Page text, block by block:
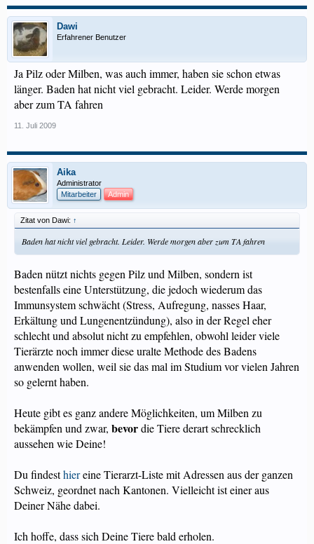
Dawi
Erfahrener Benutzer
Ja Pilz oder Milben, was auch immer, haben sie schon etwas
länger. Baden hat nicht viel gebracht. Leider. Werde morgen
aber zum TA fahren
11. Juli 2009
Aika
Administrator
Mitarbeiter
Admin
Zitat von Dawi: ↑
Baden hat nicht viel gebracht. Leider. Werde morgen aber zum TA fahren
Baden nützt nichts gegen Pilz und Milben, sondern ist
bestenfalls eine Unterstützung, die jedoch wiederum das
Immunsystem schwächt (Stress, Aufregung, nasses Haar,
Erkältung und Lungenentzündung), also in der Regel eher
schlecht und absolut nicht zu empfehlen, obwohl leider viele
Tierärzte noch immer diese uralte Methode des Badens
anwenden wollen, weil sie das mal im Studium vor vielen Jahren
so gelernt haben.
Heute gibt es ganz andere Möglichkeiten, um Milben zu
bekämpfen und zwar, bevordie Tiere derart schrecklich
aussehen wie Deine!
Du findesthiereine Tierarzt-Liste mit Adressen aus der ganzen
Schweiz, geordnet nach Kantonen. Vielleicht ist einer aus
Deiner Nähe dabei.
Ich hoffe, dass sich Deine Tiere bald erholen.